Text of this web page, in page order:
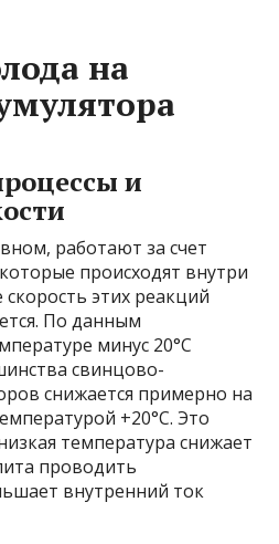
на
и
работают за счет
происходят внутри
этих реакций
По данным
минус 20°C
свинцово-
снижается примерно на
+20°C. Это
температура снижает
проводить
внутренний ток